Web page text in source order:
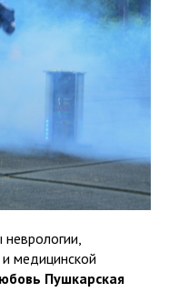
медицинской
Пушкарская